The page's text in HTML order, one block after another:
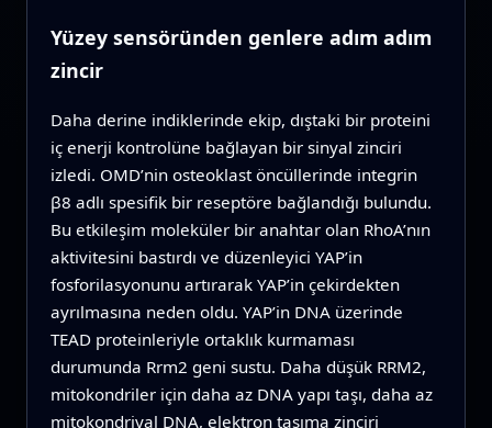
Yüzey sensöründen genlere adım adım
zincir
Daha derine indiklerinde ekip, dıştaki bir proteini
iç enerji kontrolüne bağlayan bir sinyal zinciri
izledi. OMD’nin osteoklast öncüllerinde integrin
β8 adlı spesifik bir reseptöre bağlandığı bulundu.
Bu etkileşim moleküler bir anahtar olan RhoA’nın
aktivitesini bastırdı ve düzenleyici YAP’in
fosforilasyonunu artırarak YAP’in çekirdekten
ayrılmasına neden oldu. YAP’in DNA üzerinde
TEAD proteinleriyle ortaklık kurmaması
durumunda Rrm2 geni sustu. Daha düşük RRM2,
mitokondriler için daha az DNA yapı taşı, daha az
mitokondriyal DNA, elektron taşıma zinciri